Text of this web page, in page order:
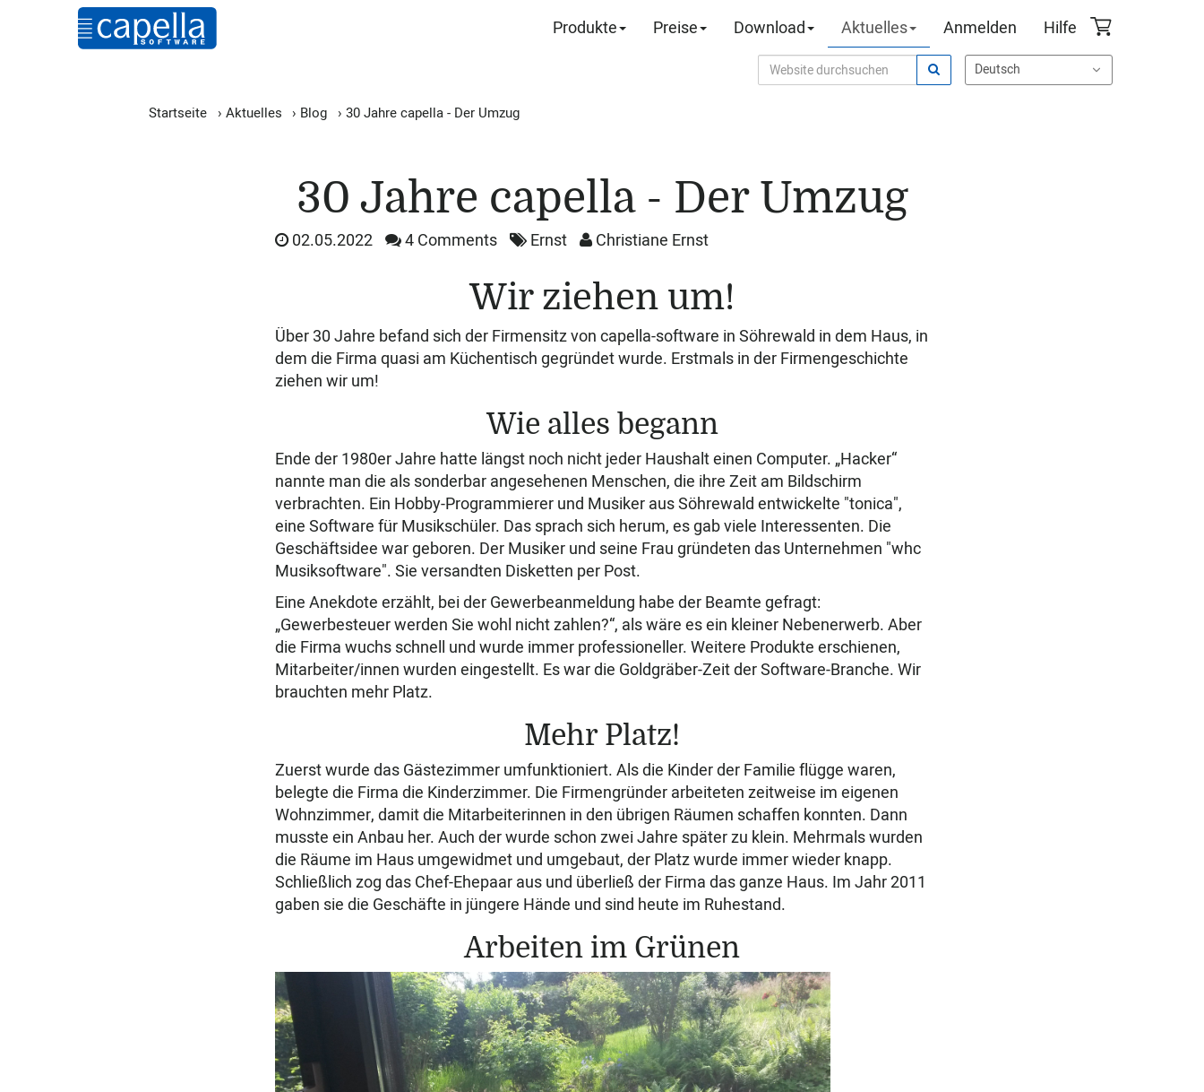
Produkte Preise Download Aktuelles Anmelden Hilfe
Startseite › Aktuelles › Blog › 30 Jahre capella - Der Umzug
30 Jahre capella - Der Umzug
02.05.2022 4 Comments Ernst Christiane Ernst
Wir ziehen um!
Über 30 Jahre befand sich der Firmensitz von capella-software in Söhrewald in dem Haus, in
dem die Firma quasi am Küchentisch gegründet wurde. Erstmals in der Firmengeschichte
ziehen wir um!
Wie alles begann
Ende der 1980er Jahre hatte längst noch nicht jeder Haushalt einen Computer. „Hacker“
nannte man die als sonderbar angesehenen Menschen, die ihre Zeit am Bildschirm
verbrachten. Ein Hobby-Programmierer und Musiker aus Söhrewald entwickelte "tonica",
eine Software für Musikschüler. Das sprach sich herum, es gab viele Interessenten. Die
Geschäftsidee war geboren. Der Musiker und seine Frau gründeten das Unternehmen "whc
Musiksoftware". Sie versandten Disketten per Post.
Eine Anekdote erzählt, bei der Gewerbeanmeldung habe der Beamte gefragt:
„Gewerbesteuer werden Sie wohl nicht zahlen?“, als wäre es ein kleiner Nebenerwerb. Aber
die Firma wuchs schnell und wurde immer professioneller. Weitere Produkte erschienen,
Mitarbeiter/innen wurden eingestellt. Es war die Goldgräber-Zeit der Software-Branche. Wir
brauchten mehr Platz.
Mehr Platz!
Zuerst wurde das Gästezimmer umfunktioniert. Als die Kinder der Familie flügge waren,
belegte die Firma die Kinderzimmer. Die Firmengründer arbeiteten zeitweise im eigenen
Wohnzimmer, damit die Mitarbeiterinnen in den übrigen Räumen schaffen konnten. Dann
musste ein Anbau her. Auch der wurde schon zwei Jahre später zu klein. Mehrmals wurden
die Räume im Haus umgewidmet und umgebaut, der Platz wurde immer wieder knapp.
Schließlich zog das Chef-Ehepaar aus und überließ der Firma das ganze Haus. Im Jahr 2011
gaben sie die Geschäfte in jüngere Hände und sind heute im Ruhestand.
Arbeiten im Grünen